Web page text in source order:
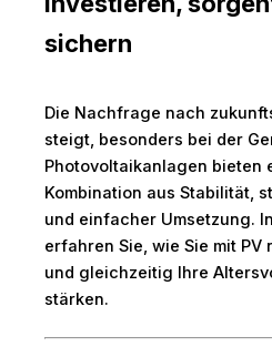
sichern
Die Nachfrage nach
steigt, besonders bei der
Photovoltaikanlagen bieten
Kombination aus Stabilität,
und einfacher Umsetzung.
erfahren Sie, wie Sie mit
und gleichzeitig Ihre
stärken.